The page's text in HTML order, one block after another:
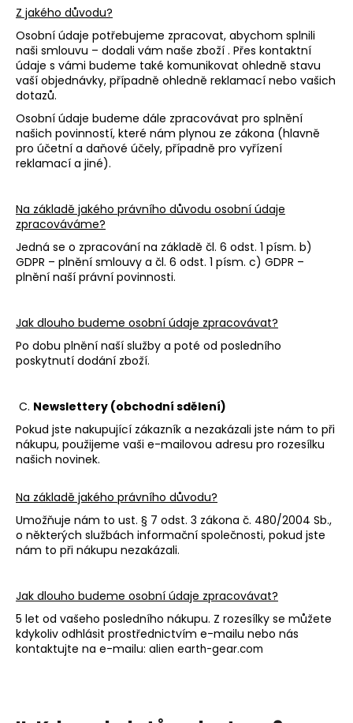
Z jakého důvodu?
Osobní údaje potřebujeme zpracovat, abychom splnili
naši smlouvu – dodali vám naše zboží . Přes kontaktní
údaje s vámi budeme také komunikovat ohledně stavu
vaší objednávky, případně ohledně reklamací nebo vašich
dotazů.
Osobní údaje budeme dále zpracovávat pro splnění
našich povinností, které nám plynou ze zákona (hlavně
pro účetní a daňové účely, případně pro vyřízení
reklamací a jiné).
Na základě jakého právního důvodu osobní údaje
zpracováváme?
Jedná se o zpracování na základě čl. 6 odst. 1 písm. b)
GDPR – plnění smlouvy a čl. 6 odst. 1 písm. c) GDPR –
plnění naší právní povinnosti.
Jak dlouho budeme osobní údaje zpracovávat?
Po dobu plnění naší služby a poté od posledního
poskytnutí dodání zboží.
C. Newslettery (obchodní sdělení)
Pokud jste nakupující zákazník a nezakázali jste nám to při
nákupu, použijeme vaši e-mailovou adresu pro rozesílku
našich novinek.
Na základě jakého právního důvodu?
Umožňuje nám to ust. § 7 odst. 3 zákona č. 480/2004 Sb.,
o některých službách informační společnosti, pokud jste
nám to při nákupu nezakázali.
Jak dlouho budeme osobní údaje zpracovávat?
5 let od vašeho posledního nákupu. Z rozesílky se můžete
kdykoliv odhlásit prostřednictvím e-mailu nebo nás
kontaktujte na e-mailu: alien earth-gear.com